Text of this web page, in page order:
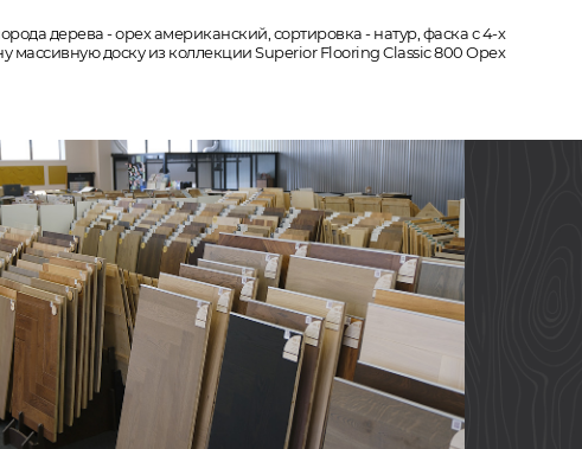
дерева - орех американский, сортировка - натур, фаска с 4-х
массивную доску из коллекции Superior Flooring Classic 800 Орех